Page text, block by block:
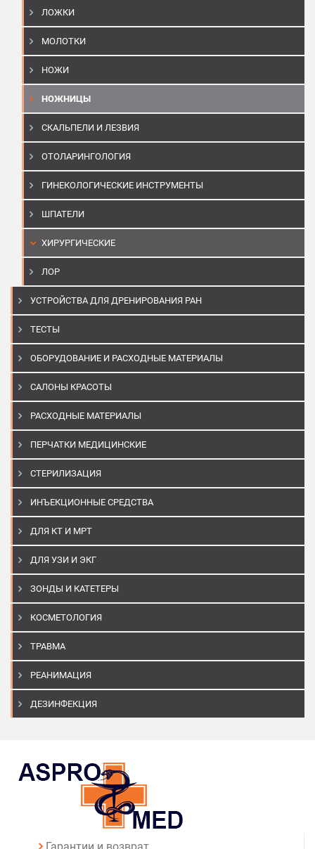
ЛОЖКИ
МОЛОТКИ
НОЖИ
НОЖНИЦЫ
СКАЛЬПЕЛИ И ЛЕЗВИЯ
ОТОЛАРИНГОЛОГИЯ
ГИНЕКОЛОГИЧЕСКИЕ ИНСТРУМЕНТЫ
ШПАТЕЛИ
ХИРУРГИЧЕСКИЕ
ЛОР
УСТРОЙСТВА ДЛЯ ДРЕНИРОВАНИЯ РАН
ТЕСТЫ
ОБОРУДОВАНИЕ И РАСХОДНЫЕ МАТЕРИАЛЫ
САЛОНЫ КРАСОТЫ
РАСХОДНЫЕ МАТЕРИАЛЫ
ПЕРЧАТКИ МЕДИЦИНСКИЕ
СТЕРИЛИЗАЦИЯ
ИНЪЕКЦИОННЫЕ СРЕДСТВА
ДЛЯ КТ И МРТ
ДЛЯ УЗИ И ЭКГ
ЗОНДЫ И КАТЕТЕРЫ
КОСМЕТОЛОГИЯ
ТРАВМА
РЕАНИМАЦИЯ
ДЕЗИНФЕКЦИЯ